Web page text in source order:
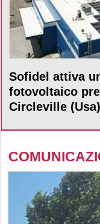
Sofidel attiva
fotovoltaico
Circleville (Usa)